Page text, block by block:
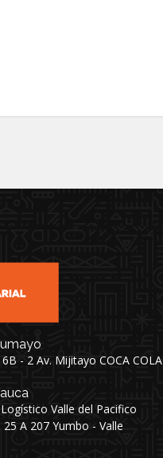
- 2 Av. Mijitayo COCA COLA
Valle del Pacifico
A 207 Yumbo - Valle